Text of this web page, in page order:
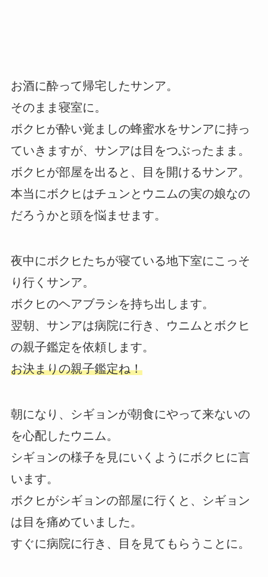
お酒に酔って帰宅したサンア。
そのまま寝室に。
ボクヒが酔い覚ましの蜂蜜水をサンアに持っ
ていきますが、サンアは目をつぶったまま。
ボクヒが部屋を出ると、目を開けるサンア。
本当にボクヒはチュンとウニムの実の娘なの
だろうかと頭を悩ませます。
夜中にボクヒたちが寝ている地下室にこっそ
り行くサンア。
ボクヒのヘアブラシを持ち出します。
翌朝、サンアは病院に行き、ウニムとボクヒ
の親子鑑定を依頼します。
お決まりの親子鑑定ね！
朝になり、シギョンが朝食にやって来ないの
を心配したウニム。
シギョンの様子を見にいくようにボクヒに言
います。
ボクヒがシギョンの部屋に行くと、シギョン
は目を痛めていました。
すぐに病院に行き、目を見てもらうことに。